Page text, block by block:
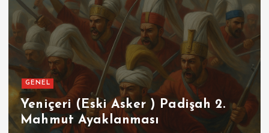
GENEL
Yeniçeri (Eski Asker ) Padişah 2.
Mahmut Ayaklanması